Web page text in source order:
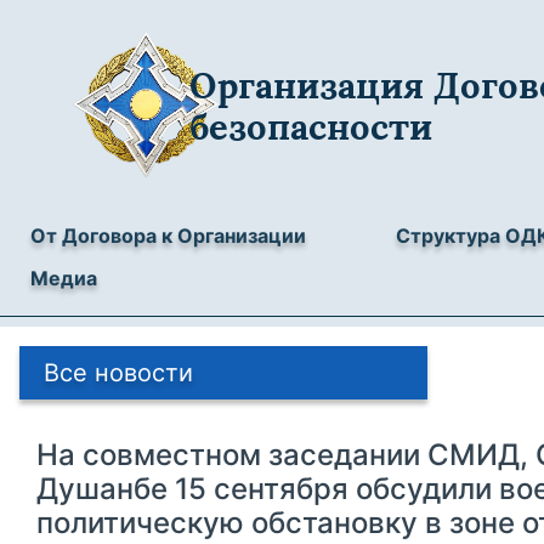
Организация
безопасности
От Договора к Организации
Структура
Медиа
Все новости
На совместном заседании
Душанбе 15 сентября обсудили
политическую обстановку в зоне